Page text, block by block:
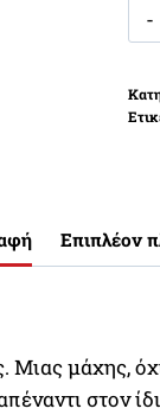
Επιπλέον
μάχης,
στον